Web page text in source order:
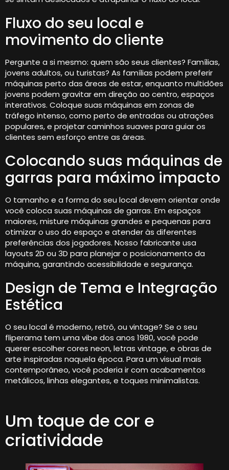
Fluxo do seu local e
movimento do cliente
Pergunte a si mesmo: quem são seus clientes? Famílias,
jovens adultos, ou turistas? As famílias podem preferir
máquinas perto das áreas de estar, enquanto multidões
jovens podem gravitar em direção ao centro, espaços
interativos. Coloque suas máquinas em zonas de
tráfego intenso, como perto de entradas ou atrações
populares, e projetar caminhos suaves para guiar os
clientes sem esforço entre as áreas.
Colocando suas máquinas de
garras para máximo impacto
O tamanho e a forma do seu local devem orientar onde
você coloca suas máquinas de garras. Em espaços
maiores, misture máquinas grandes e pequenas para
otimizar o uso do espaço e atender às diferentes
preferências dos jogadores. Nosso fabricante usa
layouts 2D ou 3D para planejar o posicionamento da
máquina, garantindo acessibilidade e segurança.
Design de Tema e Integração
Estética
O seu local é moderno, retrô, ou vintage? Se o seu
fliperama tem uma vibe dos anos 1980, você pode
querer escolher cores neon, letras vintage, e obras de
arte inspiradas naquela época. Para um visual mais
contemporâneo, você poderia ir com acabamentos
metálicos, linhas elegantes, e toques minimalistas.
Um toque de cor e
criatividade